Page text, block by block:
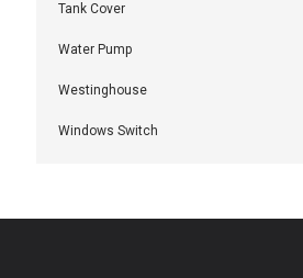
Tank Cover
Water Pump
Westinghouse
Windows Switch